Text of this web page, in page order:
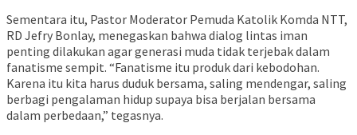
Sementara itu, Pastor Moderator Pemuda Katolik Komda NTT,
RD Jefry Bonlay, menegaskan bahwa dialog lintas iman
penting dilakukan agar generasi muda tidak terjebak dalam
fanatisme sempit. “Fanatisme itu produk dari kebodohan.
Karena itu kita harus duduk bersama, saling mendengar, saling
berbagi pengalaman hidup supaya bisa berjalan bersama
dalam perbedaan,” tegasnya.